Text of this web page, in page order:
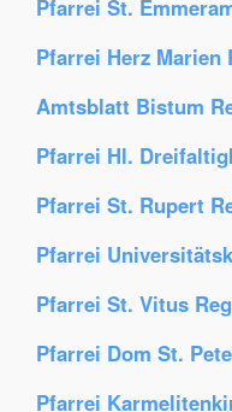
Pfarrei St.
Pfarrei Herz Marien
Amtsblatt Bistum
Pfarrei Hl.
Pfarrei St. Rupert
Pfarrei
Pfarrei St. Vitus
Pfarrei Dom St.
Pfarrei